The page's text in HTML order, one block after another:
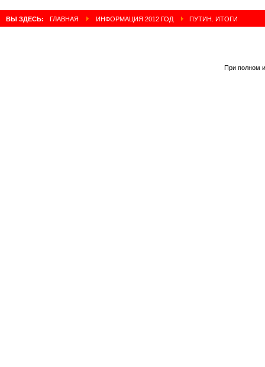
ВЫ ЗДЕСЬ: ГЛАВНАЯ ИНФОРМАЦИЯ 2012 ГОД ПУТИН. ИТОГИ
При полном